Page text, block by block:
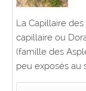
La Capillaire
capillaire ou
(famille des
peu exposés au